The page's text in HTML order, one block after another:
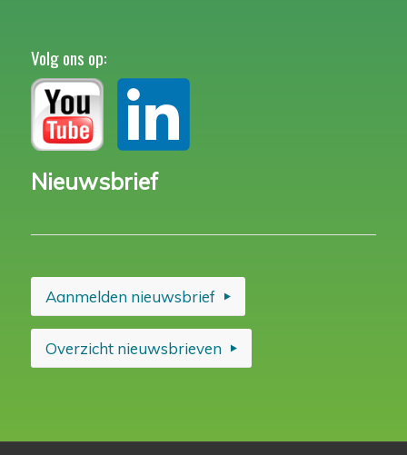
Volg ons op:
Nieuwsbrief
Aanmelden nieuwsbrief
Overzicht nieuwsbrieven